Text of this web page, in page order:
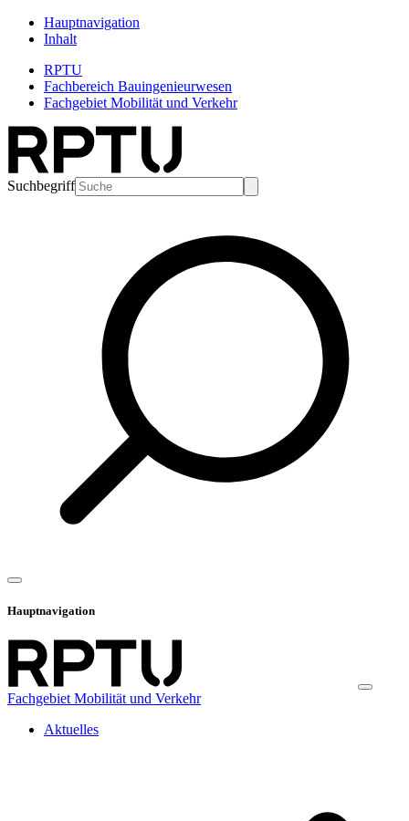
Hauptnavigation
Inhalt
RPTU
Fachbereich Bauingenieurwesen
Fachgebiet Mobilität und Verkehr
Suchbegriff
Hauptnavigation
Fachgebiet Mobilität und Verkehr
Aktuelles